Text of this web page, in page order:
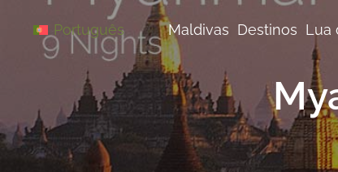
Português Maldivas Destinos Lua